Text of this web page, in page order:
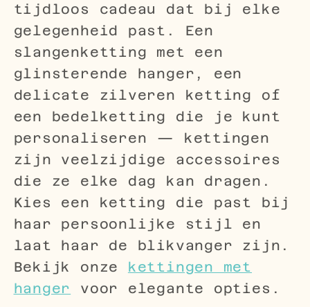
tijdloos cadeau dat bij elke
gelegenheid past. Een
slangenketting met een
glinsterende hanger, een
delicate zilveren ketting of
een bedelketting die je kunt
personaliseren — kettingen
zijn veelzijdige accessoires
die ze elke dag kan dragen.
Kies een ketting die past bij
haar persoonlijke stijl en
laat haar de blikvanger zijn.
Bekijk onze kettingen met
hanger voor elegante opties.